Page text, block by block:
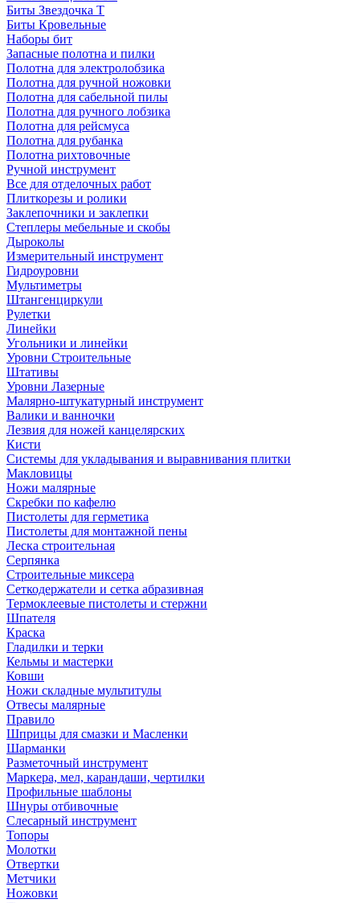
Биты Звездочка T
Биты Кровельные
Наборы бит
Запасные полотна и пилки
Полотна для электролобзика
Полотна для ручной ножовки
Полотна для сабельной пилы
Полотна для ручного лобзика
Полотна для рейсмуса
Полотна для рубанка
Полотна рихтовочные
Ручной инструмент
Все для отделочных работ
Плиткорезы и ролики
Заклепочники и заклепки
Степлеры мебельные и скобы
Дыроколы
Измерительный инструмент
Гидроуровни
Мультиметры
Штангенциркули
Рулетки
Линейки
Угольники и линейки
Уровни Строительные
Штативы
Уровни Лазерные
Малярно-штукатурный инструмент
Валики и ванночки
Лезвия для ножей канцелярских
Кисти
Системы для укладывания и выравнивания плитки
Макловицы
Ножи малярные
Скребки по кафелю
Пистолеты для герметика
Пистолеты для монтажной пены
Леска строительная
Серпянка
Строительные миксера
Сеткодержатели и сетка абразивная
Термоклеевые пистолеты и стержни
Шпателя
Краска
Гладилки и терки
Кельмы и мастерки
Ковши
Ножи складные мультитулы
Отвесы малярные
Правило
Шприцы для смазки и Масленки
Шарманки
Разметочный инструмент
Маркера, мел, карандаши, чертилки
Профильные шаблоны
Шнуры отбивочные
Слесарный инструмент
Топоры
Молотки
Отвертки
Метчики
Ножовки